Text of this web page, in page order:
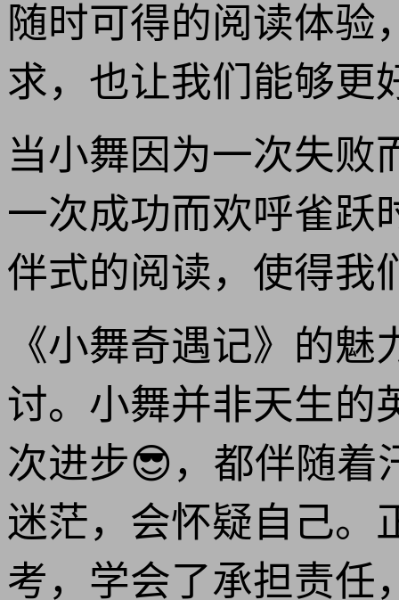
随时可得的阅读体验
求，也让我们能够更
当小舞因为一次失败
一次成功而欢呼雀跃
伴式的阅读，使得我
《小舞奇遇记》的
讨。小舞并非天生的
次进步😎，都伴随着
迷茫，会怀疑自己。
考，学会了承担责任